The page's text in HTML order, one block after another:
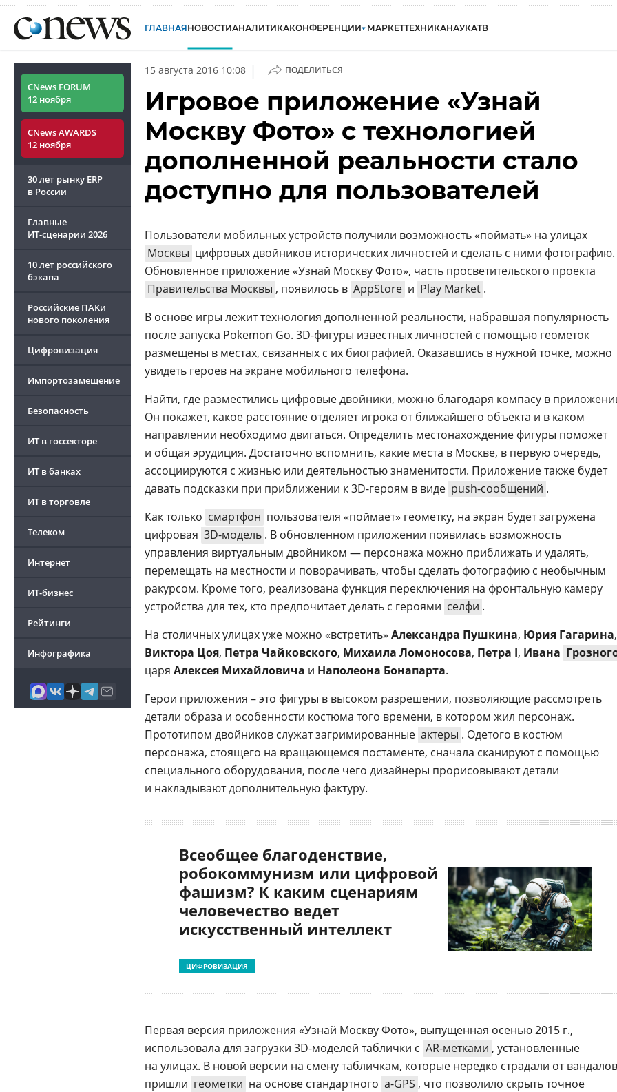
ГЛАВНАЯНОВОСТИАНАЛИТИКАКОНФЕРЕНЦИИ МАРКЕТТЕХНИКАНАУКАТВ
CNews FORUM
12 ноября
CNews AWARDS
12 ноября
30 лет рынку ERP
в России
Главные
ИТ-сценарии 2026
10 лет российского
бэкапа
Российские ПАКи
нового поколения
Цифровизация
Импортозамещение
Безопасность
ИТ в госсекторе
ИТ в банках
ИТ в торговле
Телеком
Интернет
ИТ-бизнес
Рейтинги
Инфографика
15 августа 2016 10:08 | ПОДЕЛИТЬСЯ
Игровое приложение «Узнай
Москву Фото» с технологией
дополненной реальности стало
доступно для пользователей
Пользователи мобильных устройств получили возможность «поймать» на улицах
Москвы цифровых двойников исторических личностей и cделать с ними фотографию.
Обновленное приложение «Узнай Москву Фото», часть просветительского проекта
Правительства Москвы , появилось в AppStore и Play Market .
В основе игры лежит технология дополненной реальности, набравшая популярность
после запуска Pokemon Go. 3D-фигуры известных личностей с помощью геометок
размещены в местах, связанных с их биографией. Оказавшись в нужной точке, можно
увидеть героев на экране мобильного телефона.
Найти, где разместились цифровые двойники, можно благодаря компасу в
Он покажет, какое расстояние отделяет игрока от ближайшего объекта и в каком
направлении необходимо двигаться. Определить местонахождение фигуры поможет
и общая эрудиция. Достаточно вспомнить, какие места в Москве, в первую очередь,
ассоциируются с жизнью или деятельностью знаменитости. Приложение также будет
давать подсказки при приближении к 3D-героям в виде push-сообщений .
Как только смартфон пользователя «поймает» геометку, на экран будет загружена
цифровая 3D-модель . В обновленном приложении появилась возможность
управления виртуальным двойником — персонажа можно приближать и удалять,
перемещать на местности и поворачивать, чтобы сделать фотографию с необычным
ракурсом. Кроме того, реализована функция переключения на фронтальную камеру
устройства для тех, кто предпочитает делать с героями селфи .
На столичных улицах уже можно «встретить» Александра Пушкина, Юрия Гагарина,
Виктора Цоя, Петра Чайковского, Михаила Ломоносова, Петра I, Ивана
царя Алексея Михайловича и Наполеона Бонапарта.
Герои приложения – это фигуры в высоком разрешении, позволяющие рассмотреть
детали образа и особенности костюма того времени, в котором жил персонаж.
Прототипом двойников служат загримированные актеры . Одетого в костюм
персонажа, стоящего на вращающемся постаменте, сначала сканируют с помощью
специального оборудования, после чего дизайнеры прорисовывают детали
и накладывают дополнительную фактуру.
Всеобщее благоденствие,
робокоммунизм или цифровой
фашизм? К каким сценариям
человечество ведет
искусственный интеллект
ЦИФРОВИЗАЦИЯ
Первая версия приложения «Узнай Москву Фото», выпущенная осенью 2015 г.,
использовала для загрузки 3D-моделей таблички с AR-метками , установленные
на улицах. В новой версии на смену табличкам, которые нередко страдали от
пришли геометки на основе стандартного a-GPS , что позволило скрыть точное